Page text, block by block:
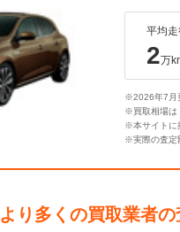
平均
2万
※2026年7月
※買取相場は
※本サイトに
※実際の査定
より多くの買取業者